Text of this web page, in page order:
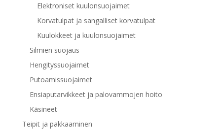
Elektroniset kuulonsuojaimet
Korvatulpat ja sangalliset korvatulpat
Kuulokkeet ja kuulonsuojaimet
Silmien suojaus
Hengityssuojaimet
Putoamissuojaimet
Ensiaputarvikkeet ja palovammojen hoito
Käsineet
Teipit ja pakkaaminen